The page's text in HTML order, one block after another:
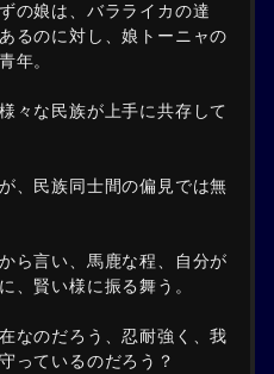
の娘は、バラライカの達
るのに対し、娘トーニャの
年。
々な民族が上手に共存して
、民族同士間の偏見では無
ら言い、馬鹿な程、自分が
、賢い様に振る舞う。
なのだろう、忍耐強く、我
っているのだろう？